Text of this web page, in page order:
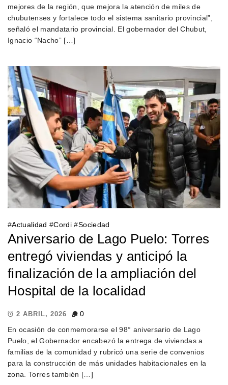
mejores de la región, que mejora la atención de miles de
chubutenses y fortalece todo el sistema sanitario provincial”,
señaló el mandatario provincial. El gobernador del Chubut,
Ignacio “Nacho” […]
#Actualidad #Cordi #Sociedad
Aniversario de Lago Puelo: Torres
entregó viviendas y anticipó la
finalización de la ampliación del
Hospital de la localidad
2 ABRIL, 2026
0
En ocasión de conmemorarse el 98° aniversario de Lago
Puelo, el Gobernador encabezó la entrega de viviendas a
familias de la comunidad y rubricó una serie de convenios
para la construcción de más unidades habitacionales en la
zona. Torres también […]